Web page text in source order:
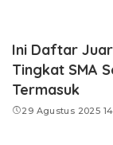
Ini Daftar
Tingkat SMA
Termasuk
29 Agustus 2025